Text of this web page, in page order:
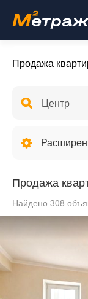
Продажа
Продажа
Найдено 308